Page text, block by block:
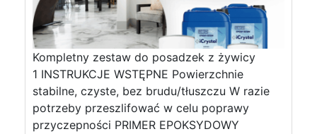
Kompletny zestaw do posadzek z żywicy
1 INSTRUKCJE WSTĘPNE Powierzchnie
stabilne, czyste, bez brudu/tłuszczu W razie
potrzeby przeszlifować w celu poprawy
przyczepności PRIMER EPOKSYDOWY